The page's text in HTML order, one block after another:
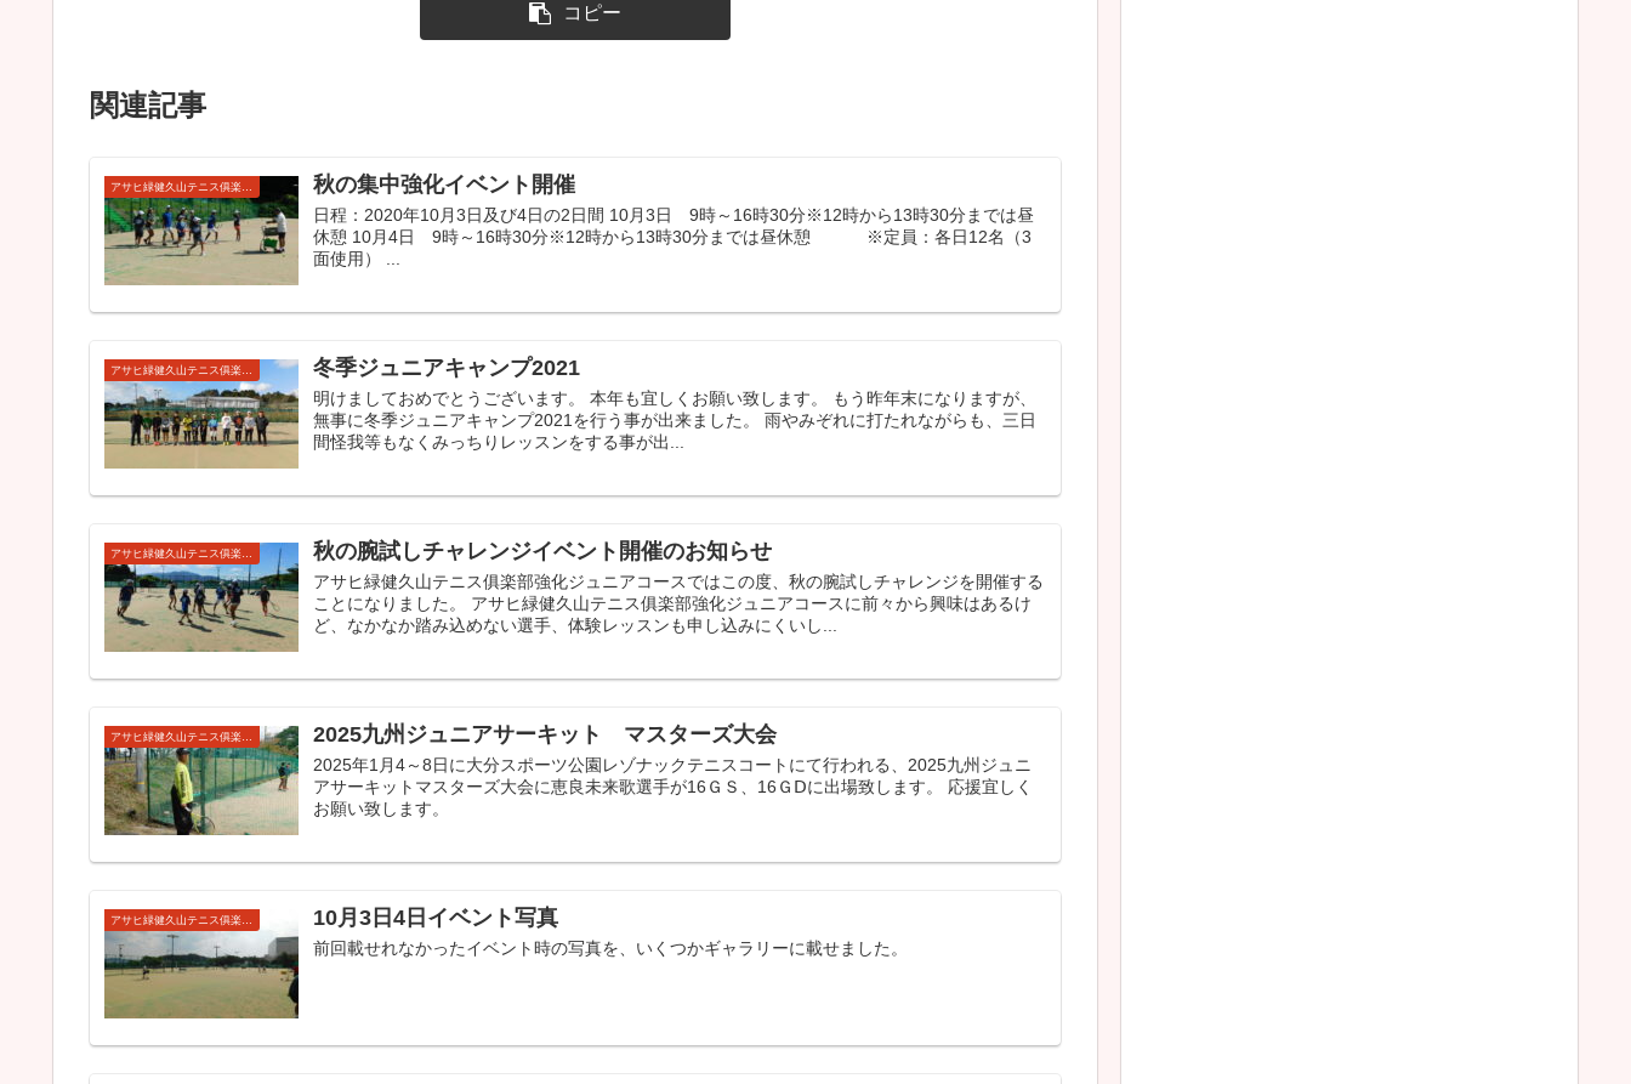
コピー
関連記事
アサヒ緑健久山テニス俱楽部強化ジュニア 秋の集中強化イベント開催
日程：2020年10月3日及び4日の2日間 10月3日 9時～16時30分※12時から13時30分までは昼
休憩 10月4日 9時～16時30分※12時から13時30分までは昼休憩 ※定員：各日12名（3
面使用） ...
アサヒ緑健久山テニス俱楽部強化ジュニア 冬季ジュニアキャンプ2021
明けましておめでとうございます。 本年も宜しくお願い致します。 もう昨年末になりますが、
無事に冬季ジュニアキャンプ2021を行う事が出来ました。 雨やみぞれに打たれながらも、三日
間怪我等もなくみっちりレッスンをする事が出...
アサヒ緑健久山テニス俱楽部強化ジュニア 秋の腕試しチャレンジイベント開催のお知らせ
アサヒ緑健久山テニス俱楽部強化ジュニアコースではこの度、秋の腕試しチャレンジを開催する
ことになりました。 アサヒ緑健久山テニス俱楽部強化ジュニアコースに前々から興味はあるけ
ど、なかなか踏み込めない選手、体験レッスンも申し込みにくいし...
アサヒ緑健久山テニス俱楽部強化ジュニア 2025九州ジュニアサーキット マスターズ大会
2025年1月4～8日に大分スポーツ公園レゾナックテニスコートにて行われる、2025九州ジュニ
アサーキットマスターズ大会に恵良未来歌選手が16ＧＳ、16ＧⅮに出場致します。 応援宜しく
お願い致します。
アサヒ緑健久山テニス俱楽部強化ジュニア 10月3日4日イベント写真
前回載せれなかったイベント時の写真を、いくつかギャラリーに載せました。